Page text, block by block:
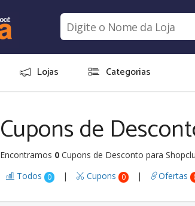
Lojas Categorias
Cupons de
Encontramos 0 Cupons de Desconto para
Todos
0 | Cupons 0 | Ofertas